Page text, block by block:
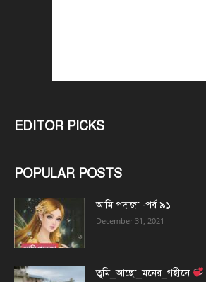
EDITOR PICKS
POPULAR POSTS
আমি পদ্মজা -পর্ব ৯১
December 31, 2021
তুমি_আছো_মনের_গহীনে